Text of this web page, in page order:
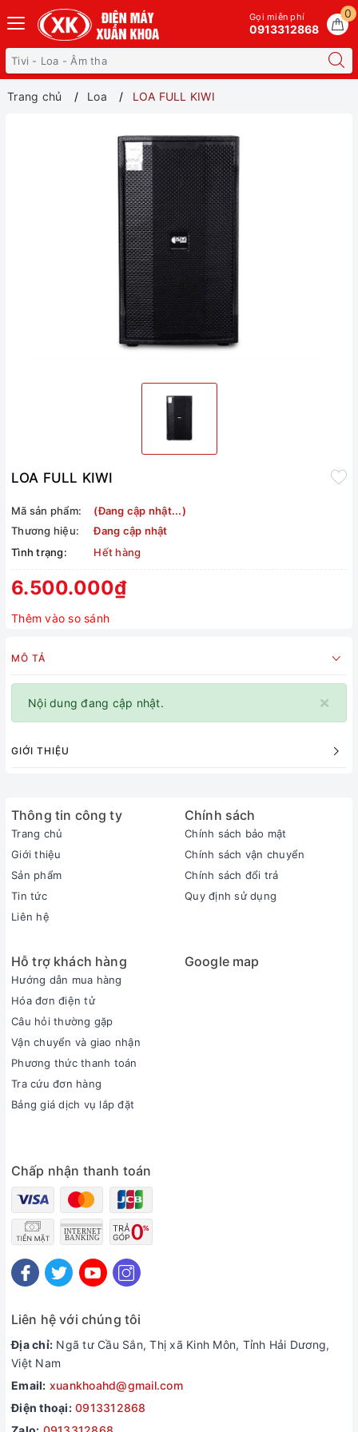
0
Gọi miễn phí
0913312868
Trang chủ Loa LOA FULL KIWI
LOA FULL KIWI
Mã sản phẩm:
(Đang cập nhật...)
Thương hiệu:
Đang cập nhật
Tình trạng:
Hết hàng
6.500.000₫
Thêm vào so sánh
MÔ TẢ
×
Nội dung đang cập nhật.
GIỚI THIỆU
Thông tin công ty
Trang chủ
Giới thiệu
Sản phẩm
Tin tức
Liên hệ
Chính sách
Chính sách bảo mật
Chính sách vận chuyển
Chính sách đổi trả
Quy định sử dụng
Hỗ trợ khách hàng
Hướng dẫn mua hàng
Hóa đơn điện tử
Câu hỏi thường gặp
Vận chuyển và giao nhận
Phương thức thanh toán
Tra cứu đơn hàng
Bảng giá dịch vụ lắp đặt
Google map
Chấp nhận thanh toán
Liên hệ với chúng tôi
Địa chỉ: Ngã tư Cầu Sắn, Thị xã Kinh Môn, Tỉnh Hải Dương,
Việt Nam
Email: xuankhoahd@gmail.com
Điện thoại: 0913312868